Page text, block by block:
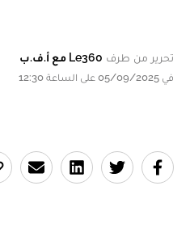
تحرير من طرف Le360 مع أ.ف.ب
في 05/09/2025 على الساعة 12:30